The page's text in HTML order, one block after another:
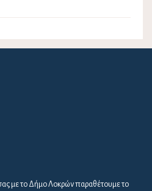
σας με το Δήμο Λοκρών παραθέτουμε το